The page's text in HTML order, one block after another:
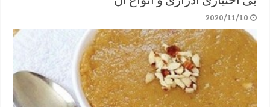
2020/11/10